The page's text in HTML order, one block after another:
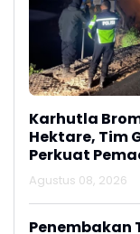
Karhutla
Hektare, Tim
Perkuat
Agustus 08, 2026
Penembakan